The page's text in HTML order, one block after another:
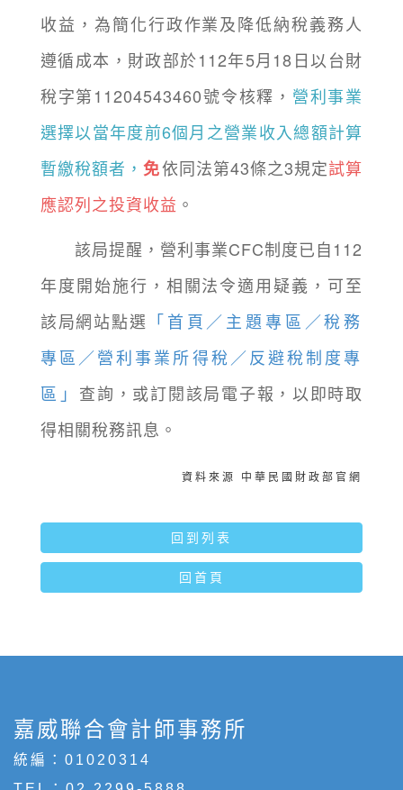
收益，為簡化行政作業及降低納稅義務人
遵循成本，財政部於112年5月18日以台財
稅字第11204543460號令核釋， 營利事業
選擇以當年度前6個月之營業收入總額計算
暫繳稅額者， 免依同法第43條之3規定試算
應認列之投資收益 。
該局提醒，營利事業CFC制度已自112
年度開始施行，相關法令適用疑義，可至
該局網站點選 「首頁／主題專區／稅務
專區／營利事業所得稅／反避稅制度專
區」 查詢，或訂閱該局電子報，以即時取
得相關稅務訊息。
資料來源 中華民國財政部官網
回到列表
回首頁
嘉威聯合會計師事務所
統編：01020314